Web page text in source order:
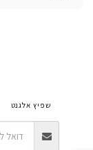
שפיץ אלגנט